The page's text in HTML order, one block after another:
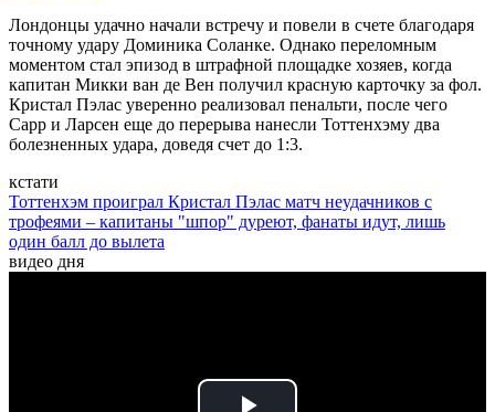
Лондонцы удачно начали встречу и повели в счете благодаря
точному удару Доминика Соланке. Однако переломным
моментом стал эпизод в штрафной площадке хозяев, когда
капитан Микки ван де Вен получил красную карточку за фол.
Кристал Пэлас уверенно реализовал пенальти, после чего
Сарр и Ларсен еще до перерыва нанесли Тоттенхэму два
болезненных удара, доведя счет до 1:3.
кстати
Тоттенхэм проиграл Кристал Пэлас матч неудачников с
трофеями – капитаны "шпор" дуреют, фанаты идут, лишь
один балл до вылета
видео дня